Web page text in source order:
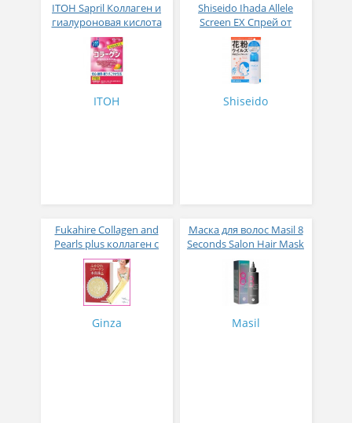
ITOH Sapril Коллаген и
гиалуроновая кислота
со вкусом манго 30
стиков
ITOH
Shiseido Ihada Allele
Screen EX Спрей от
вирусов и аллергий 50
гр
Shiseido
Fukahire Collagen and
Pearls plus коллаген с
жемчужным порошком
№ 30
Ginza
Маска для волос Masil 8
Seconds Salon Hair Mask
200 мл
Masil